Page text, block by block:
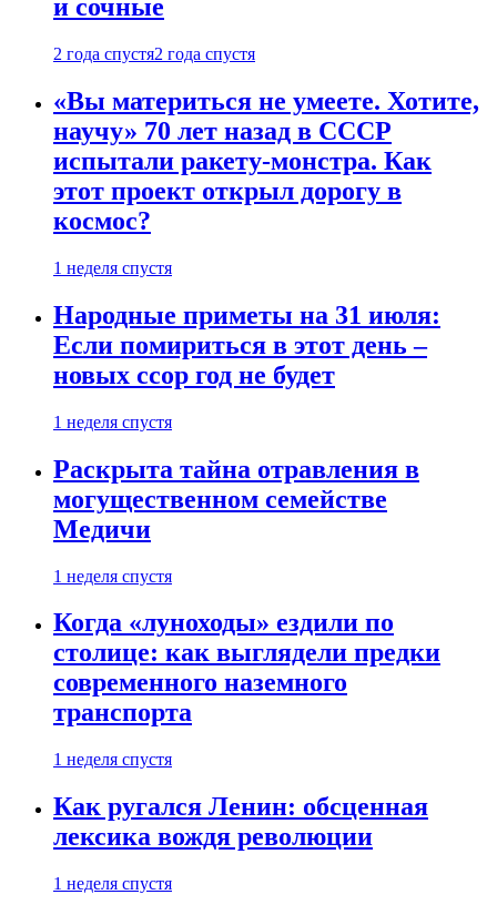
и сочные
2 года спустя2 года спустя
«Вы материться не умеете. Хотите,
научу» 70 лет назад в СССР
испытали ракету-монстра. Как
этот проект открыл дорогу в
космос?
1 неделя спустя
Народные приметы на 31 июля:
Если помириться в этот день –
новых ссор год не будет
1 неделя спустя
Раскрыта тайна отравления в
могущественном семействе
Медичи
1 неделя спустя
Когда «луноходы» ездили по
столице: как выглядели предки
современного наземного
транспорта
1 неделя спустя
Как ругался Ленин: обсценная
лексика вождя революции
1 неделя спустя